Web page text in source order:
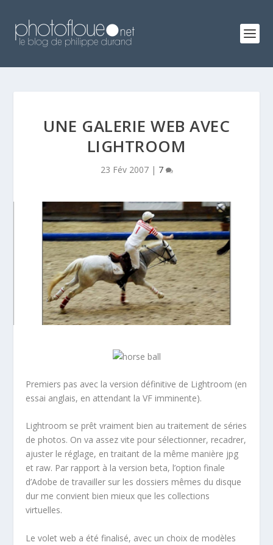
UNE GALERIE WEB AVEC
LIGHTROOM
23 Fév 2007| 7
Premiers pas avec la version définitive de Lightroom (en
essai anglais, en attendant la VF imminente).
Lightroom se prêt vraiment bien au traitement de séries
de photos. On va assez vite pour sélectionner, recadrer,
ajuster le réglage, en traitant de la même manière jpg
et raw. Par rapport à la version beta, l’option finale
d’Adobe de travailler sur les dossiers mêmes du disque
dur me convient bien mieux que les collections
virtuelles.
Le volet web a été finalisé, avec un choix de modèles